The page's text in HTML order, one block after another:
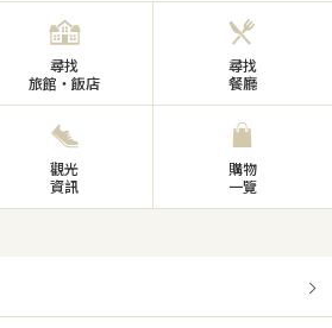
尋找
旅館・飯店
尋找
餐廳
觀光
資訊
購物
一覽